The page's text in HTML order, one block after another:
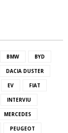
BMW BYD
DACIA DUSTER
EV FIAT
INTERVIU
MERCEDES
PEUGEOT